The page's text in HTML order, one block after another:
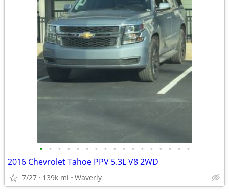
• • • • • • • • • • • • • • • • •
2016 Chevrolet Tahoe PPV 5.3L V8 2WD
7/27 139k mi Waverly